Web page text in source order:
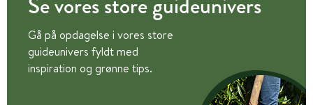
Gå på opdagelse i vores store
guideunivers fyldt med
inspiration og grønne tips.